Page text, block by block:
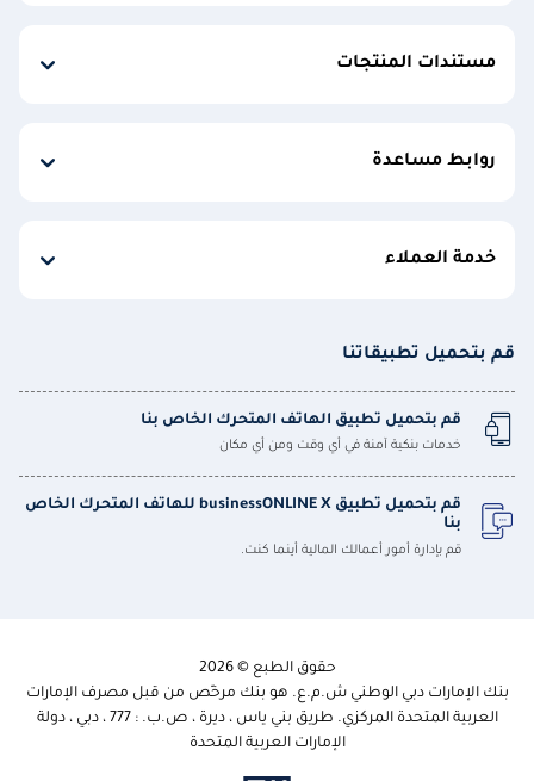
مستندات المنتجات
روابط مساعدة
خدمة العملاء
قم بتحميل تطبيقاتنا
قم بتحميل تطبيق الهاتف المتحرك الخاص بنا
خدمات بنكية آمنة في أي وقت ومن أي مكان
قم بتحميل تطبيق businessONLINE X للهاتف المتحرك الخاص
بنا
قم بإدارة أمور أعمالك المالية أينما كنت.
حقوق الطبع © 2026
بنك الإمارات دبي الوطني ش.م.ع. هو بنك مرخّص من قبل مصرف الإمارات
العربية المتحدة المركزي. طريق بني ياس ، ديرة ، ص.ب. : 777 ، دبي ، دولة
الإمارات العربية المتحدة